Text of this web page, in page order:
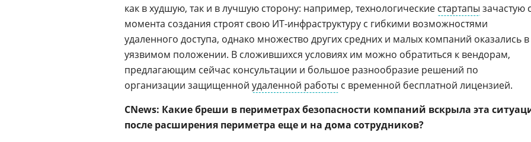
как в худшую, так и в лучшую сторону: например, технологические стартапы зачастую
момента создания строят свою ИТ-инфраструктуру с гибкими возможностями
удаленного доступа, однако множество других средних и малых компаний оказались в
уязвимом положении. В сложившихся условиях им можно обратиться к вендорам,
предлагающим сейчас консультации и большое разнообразие решений по
организации защищенной удаленной работы с временной бесплатной лицензией.
CNews: Какие бреши в периметрах безопасности компаний вскрыла эта
после расширения периметра еще и на дома сотрудников?